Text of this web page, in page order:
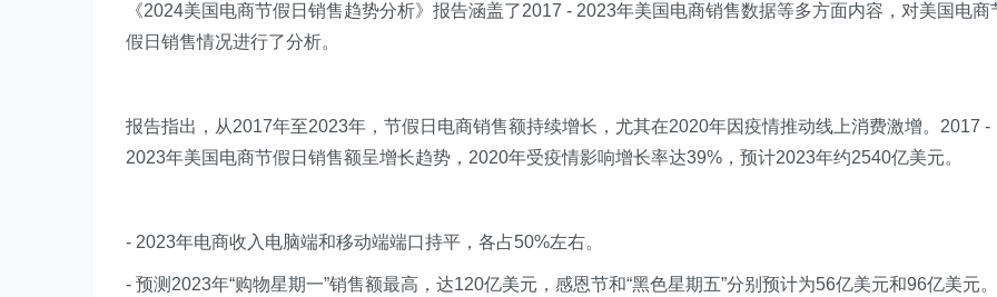
《2024美国电商节假日销售趋势分析》报告涵盖了2017 - 2023年美国电商销售数据等多方面内容，对美国电商
假日销售情况进行了分析。
报告指出，从2017年至2023年，节假日电商销售额持续增长，尤其在2020年因疫情推动线上消费激增。2017 -
2023年美国电商节假日销售额呈增长趋势，2020年受疫情影响增长率达39%，预计2023年约2540亿美元。
- 2023年电商收入电脑端和移动端端口持平，各占50%左右。
- 预测2023年“购物星期一”销售额最高，达120亿美元，感恩节和“黑色星期五”分别预计为56亿美元和96亿美元。